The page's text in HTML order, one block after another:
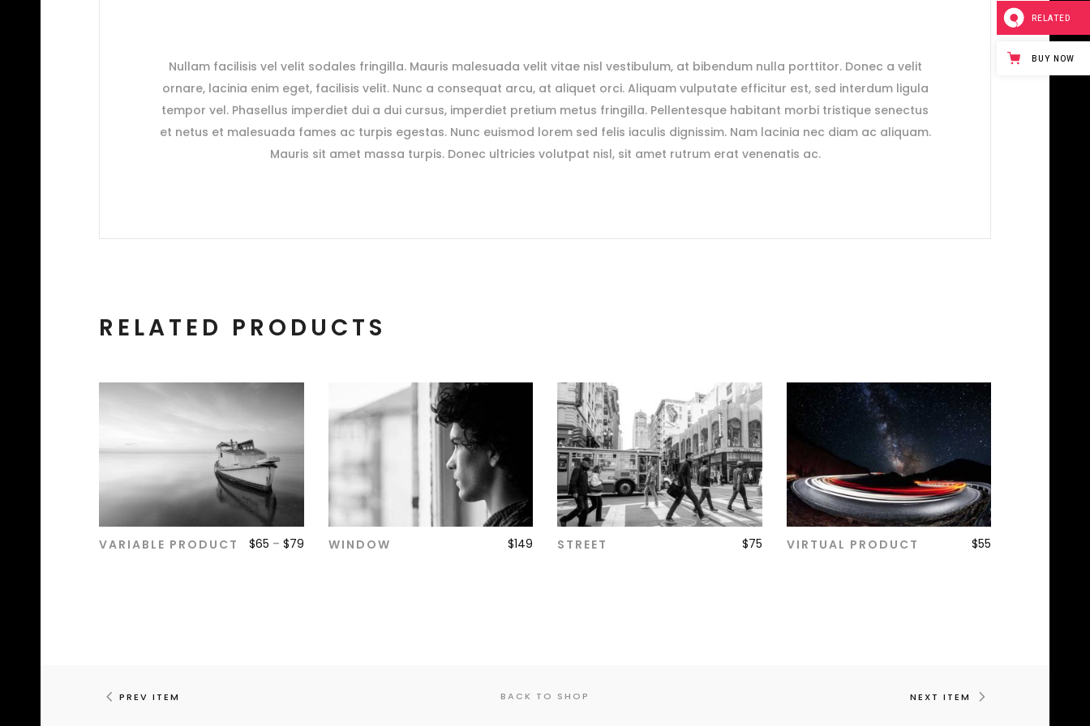
Nullam facilisis vel velit sodales fringilla. Mauris malesuada velit vitae nisl vestibulum, at bibendum nulla porttitor. Donec a velit
ornare, lacinia enim eget, facilisis velit. Nunc a consequat arcu, at aliquet orci. Aliquam vulputate efficitur est, sed interdum ligula
tempor vel. Phasellus imperdiet dui a dui cursus, imperdiet pretium metus fringilla. Pellentesque habitant morbi tristique senectus
et netus et malesuada fames ac turpis egestas. Nunc euismod lorem sed felis iaculis dignissim. Nam lacinia nec diam ac aliquam.
Mauris sit amet massa turpis. Donec ultricies volutpat nisl, sit amet rutrum erat venenatis ac.
RELATED PRODUCTS
ADD TO CART
VARIABLE PRODUCT $65 – $79 WINDOW $149 STREET $75 ADD TO CART
VIRTUAL PRODUCT $55
PREV ITEM BACK TO SHOP NEXT ITEM
RELATED
BUY NOW